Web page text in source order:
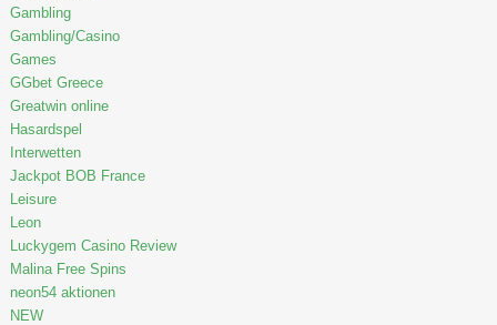
Gambling
Gambling/Casino
Games
GGbet Greece
Greatwin online
Hasardspel
Interwetten
Jackpot BOB France
Leisure
Leon
Luckygem Casino Review
Malina Free Spins
neon54 aktionen
NEW